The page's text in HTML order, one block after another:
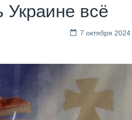
всё
7 октября 2024